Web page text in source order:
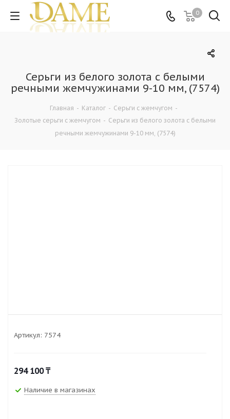
0
Серьги из белого золота с белыми
речными жемчужинами 9-10 мм, (7574)
Главная - Каталог - Серьги с жемчугом -
Золотые серьги с жемчугом - Серьги из белого золота с белыми
речными жемчужинами 9-10 мм, (7574)
Артикул: 7574
294 100₸
Наличие в магазинах